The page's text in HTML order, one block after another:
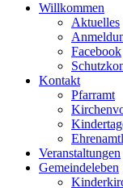
Willkommen
Aktuelles
Facebook
Kontakt
Pfarramt
Veranstaltungen
Gemeindeleben